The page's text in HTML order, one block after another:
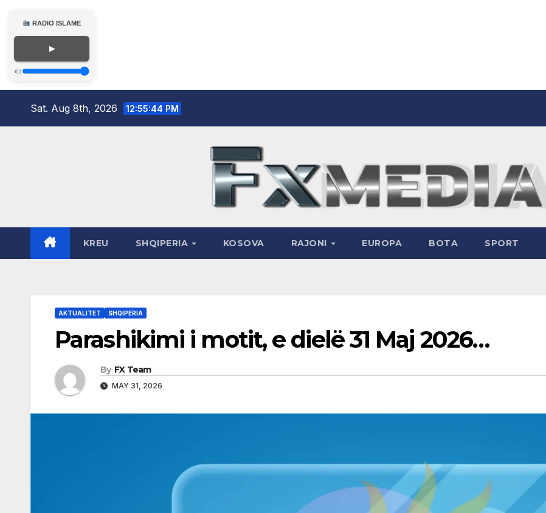
RADIO ISLAME
▶
Sat. Aug 8th, 2026 12:55:45 PM
KREU SHQIPERIA KOSOVA RAJONI EUROPA BOTA SPORT
AKTUALITET SHQIPERIA
Parashikimi i motit, e dielë 31 Maj 2026…
By FX Team
MAY 31, 2026